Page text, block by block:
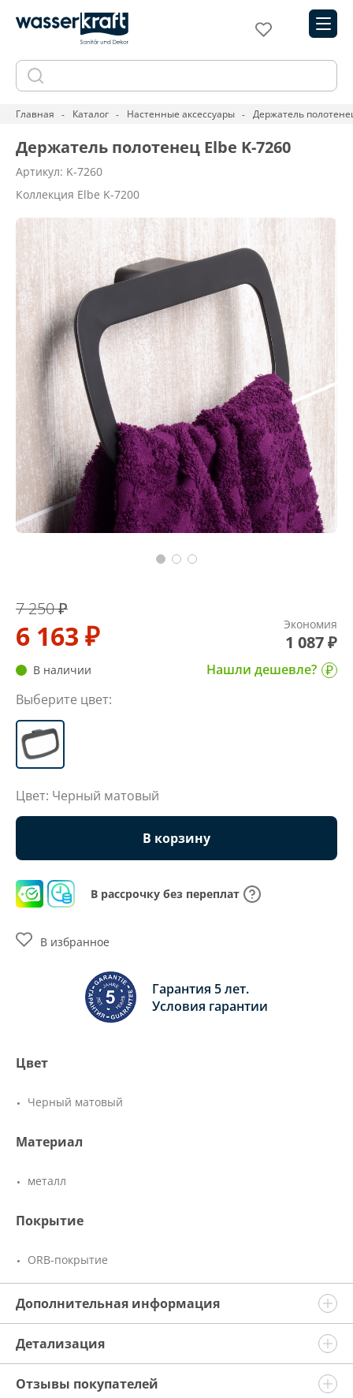
Главная Каталог Настенные аксессуары Держатель
Держатель полотенец Elbe K-7260
Артикул: K-7260
Коллекция Elbe K-7200
7 250 ₽
6 163 ₽ Экономия
1 087 ₽
В наличии
Нашли дешевле?
Выберите цвет:
Цвет: Черный матовый
В корзину
В рассрочку без переплат
Гарантия 5 лет.
Условия гарантии
В избранное
Цвет
Черный матовый
Материал
металл
Покрытие
ORB-покрытие
Дополнительная информация
Детализация
Отзывы покупателей